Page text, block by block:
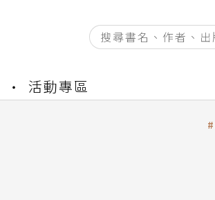
活動專區